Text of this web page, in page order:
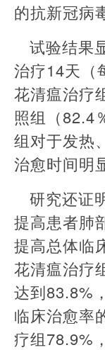
的抗新冠病
试验结果
治疗14天（
花清瘟治疗
照组（82.4
组对于发热
治愈时间明
研究还证
提高患者肺
提高总体临
花清瘟治疗
达到83.8%
临床治愈率
疗组78.9%